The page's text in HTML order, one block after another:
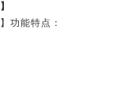
功能特点：